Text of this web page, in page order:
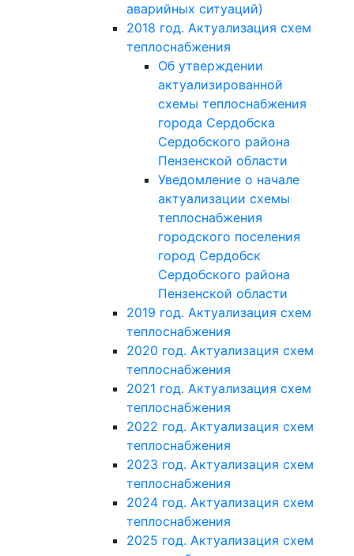
аварийных ситуаций)
2018 год. Актуализация схем
теплоснабжения
Об утверждении
актуализированной
схемы теплоснабжения
города Сердобска
Сердобского района
Пензенской области
Уведомление о начале
актуализации схемы
теплоснабжения
городского поселения
город Сердобск
Сердобского района
Пензенской области
2019 год. Актуализация схем
теплоснабжения
2020 год. Актуализация схем
теплоснабжения
2021 год. Актуализация схем
теплоснабжения
2022 год. Актуализация схем
теплоснабжения
2023 год. Актуализация схем
теплоснабжения
2024 год. Актуализация схем
теплоснабжения
2025 год. Актуализация схем